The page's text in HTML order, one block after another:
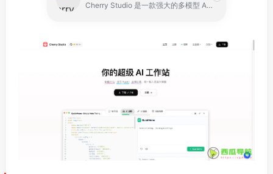
Cherry Studio 是一款强大的多模型 AI 助手，支持 Windows、macOS、Linux 等主流桌面平台。它集成了 300+ AI 模型，包括 OpenAI、Claude、Gemini、DeepSeek 等，提供 AI 对话、知识库、AI 绘图、翻译等功能，并以免费开源的方式向用户开放。